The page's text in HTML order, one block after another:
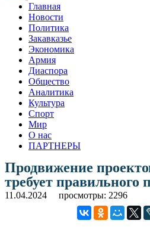
Главная
Новости
Политика
Закавказье
Экономика
Армия
Диаспора
Общество
Аналитика
Культура
Спорт
Мир
О нас
ПАРТНЕРЫ
Продвижение
требует правильного
11.04.2024 просмотры: 2296